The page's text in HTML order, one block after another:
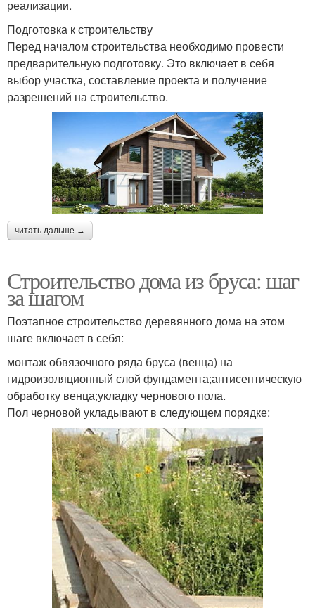
реализации.
Подготовка к строительству
Перед началом строительства необходимо провести
предварительную подготовку. Это включает в себя
выбор участка, составление проекта и получение
разрешений на строительство.
читать дальше →
Строительство дома из бруса: шаг
за шагом
Поэтапное строительство деревянного дома на этом
шаге включает в себя:
монтаж обвязочного ряда бруса (венца) на
гидроизоляционный слой фундамента;антисептическую
обработку венца;укладку чернового пола.
Пол черновой укладывают в следующем порядке: